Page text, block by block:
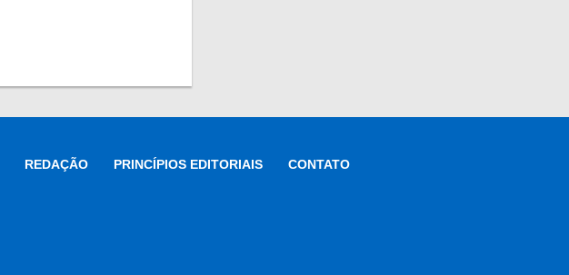
REDAÇÃO PRINCÍPIOS EDITORIAIS CONTATO